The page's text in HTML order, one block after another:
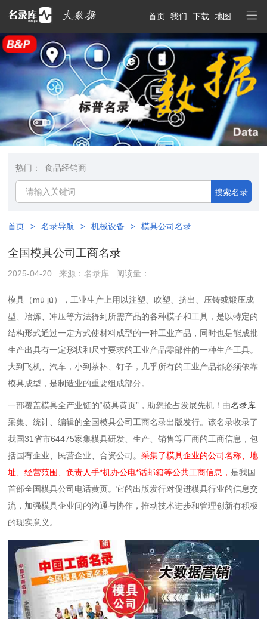
首页 我们 下载 地图
热门： 食品经销商
搜索名录
首页 > 名录导航 > 机械设备 > 模具公司名录
全国模具公司工商名录
2025-04-20 来源：名录库 阅读量：
模具（mú jù），工业生产上用以注塑、吹塑、挤出、压铸或锻压成
型、冶炼、冲压等方法得到所需产品的各种模子和工具，是以特定的
结构形式通过一定方式使材料成型的一种工业产品，同时也是能成批
生产出具有一定形状和尺寸要求的工业产品零部件的一种生产工具。
大到飞机、汽车，小到茶杯、钉子，几乎所有的工业产品都必须依靠
模具成型，是制造业的重要组成部分。
一部覆盖模具全产业链的“模具黄页”，助您抢占发展先机！由名录库
采集、统计、编辑的全国模具公司工商名录出版发行。该名录收录了
我国31省市64475家集模具研发、生产、销售等厂商的工商信息，包
括国有企业、民营企业、合资公司。采集了模具企业的公司名称、地
址、经营范围、负责人手*机办公电*话邮箱等公共工商信息，是我国
首部全国模具公司电话黄页。它的出版发行对促进模具行业的信息交
流，加强模具企业间的沟通与协作，推动技术进步和管理创新有积极
的现实意义。